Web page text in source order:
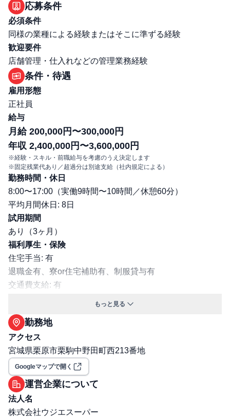
応募条件
必須条件
同様の業種による経験またはそこに準ずる経験
歓迎要件
店舗管理・仕入れなどの管理業務経験
条件・待遇
雇用形態
正社員
給与
月給 200,000円〜300,000円
年収 2,400,000円〜3,600,000円
※経験・スキル・前職給与を考慮のうえ決定します
※固定残業代あり／超過分は別途支給（社内規定による）
勤務時間・休日
8:00〜17:00（実働9時間〜10時間／休憩60分）
平均月間休日: 8日
試用期間
あり（3ヶ月）
福利厚生・保険
住宅手当: 有
退職金有、寮or住宅補助有、制服貸与有
交通費支給: 有
職場環境・ルール
受動喫煙対策（喫煙ルール）: 有
選考プロセス
面接回数: 2回
選考プロセス詳細: 1次：面接・筆記試験（WEB）/人事担
当者 2次：実技試験（対面）/リーダー
その他
もっと見る
勤務地
アクセス
宮城県栗原市栗駒中野田町西213番地
Googleマップで開く
運営企業について
法人名
株式会社ウジエスーパー